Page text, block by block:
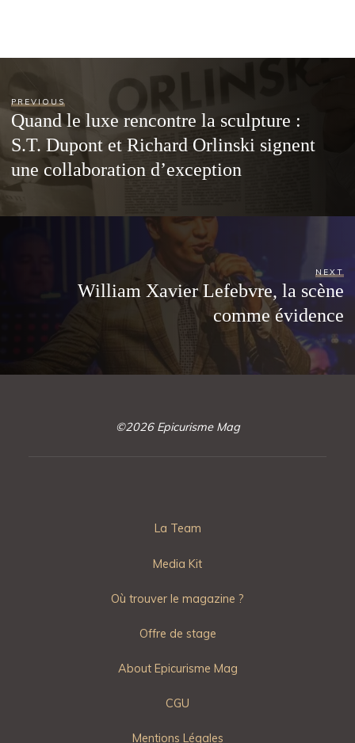
PREVIOUS
Quand le luxe rencontre la sculpture :
S.T. Dupont et Richard Orlinski signent
une collaboration d’exception
NEXT
William Xavier Lefebvre, la scène
comme évidence
©2026 Epicurisme Mag
La Team
Media Kit
Où trouver le magazine ?
Offre de stage
About Epicurisme Mag
CGU
Mentions Légales